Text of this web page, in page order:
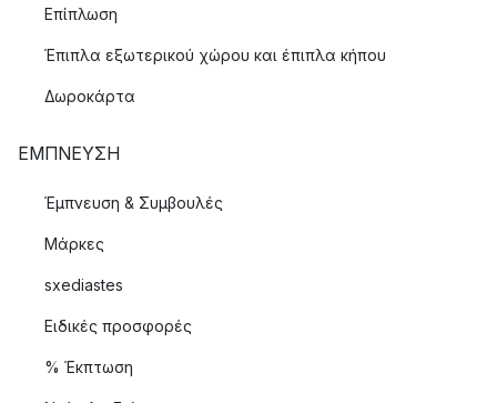
Επίπλωση
Έπιπλα εξωτερικού χώρου και έπιπλα κήπου
Δωροκάρτα
ΈΜΠΝΕΥΣΗ
Έμπνευση & Συμβουλές
Μάρκες
sxediastes
Ειδικές προσφορές
% Έκπτωση